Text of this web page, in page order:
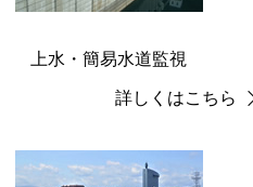
上水・簡易水道監視
詳しくはこちら